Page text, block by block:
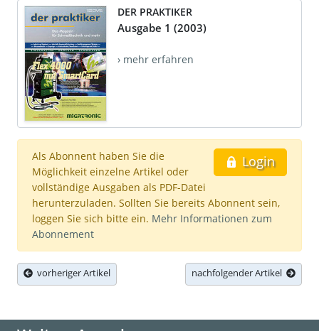
DER PRAKTIKER
Ausgabe 1 (2003)
› mehr erfahren
Login
Als Abonnent haben Sie die
Möglichkeit einzelne Artikel oder
vollständige Ausgaben als PDF-Datei
herunterzuladen. Sollten Sie bereits Abonnent sein,
loggen Sie sich bitte ein. Mehr Informationen zum
Abonnement
vorheriger Artikel nachfolgender Artikel